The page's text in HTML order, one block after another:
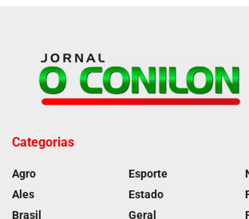
Categorias
Agro
Ales
Brasil
Esporte
Estado
Geral